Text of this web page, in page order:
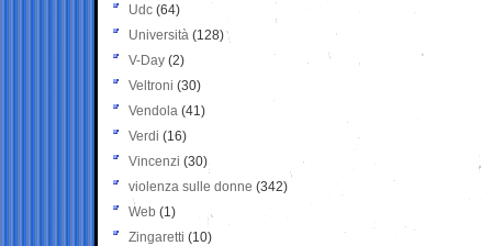
Udc (64)
Università (128)
V-Day (2)
Veltroni (30)
Vendola (41)
Verdi (16)
Vincenzi (30)
violenza sulle donne (342)
Web (1)
Zingaretti (10)